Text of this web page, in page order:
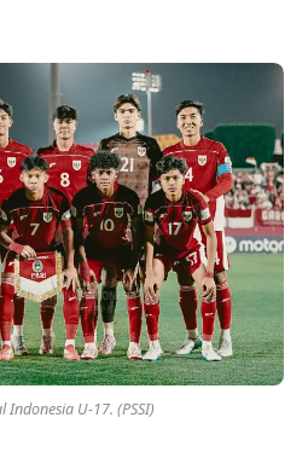
Indonesia U-17. (PSSI)